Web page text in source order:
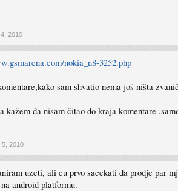
2010
nokia_n8-3252.php
sam shvatio nema još ništa
kažem da nisam čitao do kraja komentare
5, 2010
uzeti, ali cu prvo sacekati da prodje par
android platformu.